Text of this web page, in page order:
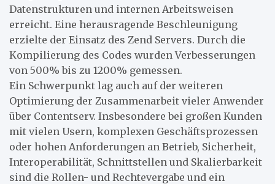
Datenstrukturen und internen Arbeitsweisen
erreicht. Eine herausragende Beschleunigung
erzielte der Einsatz des Zend Servers. Durch die
Kompilierung des Codes wurden Verbesserungen
von 500% bis zu 1200% gemessen.
Ein Schwerpunkt lag auch auf der weiteren
Optimierung der Zusammenarbeit vieler Anwender
über Contentserv. Insbesondere bei großen Kunden
mit vielen Usern, komplexen Geschäftsprozessen
oder hohen Anforderungen an Betrieb, Sicherheit,
Interoperabilität, Schnittstellen und Skalierbarkeit
sind die Rollen- und Rechtevergabe und ein